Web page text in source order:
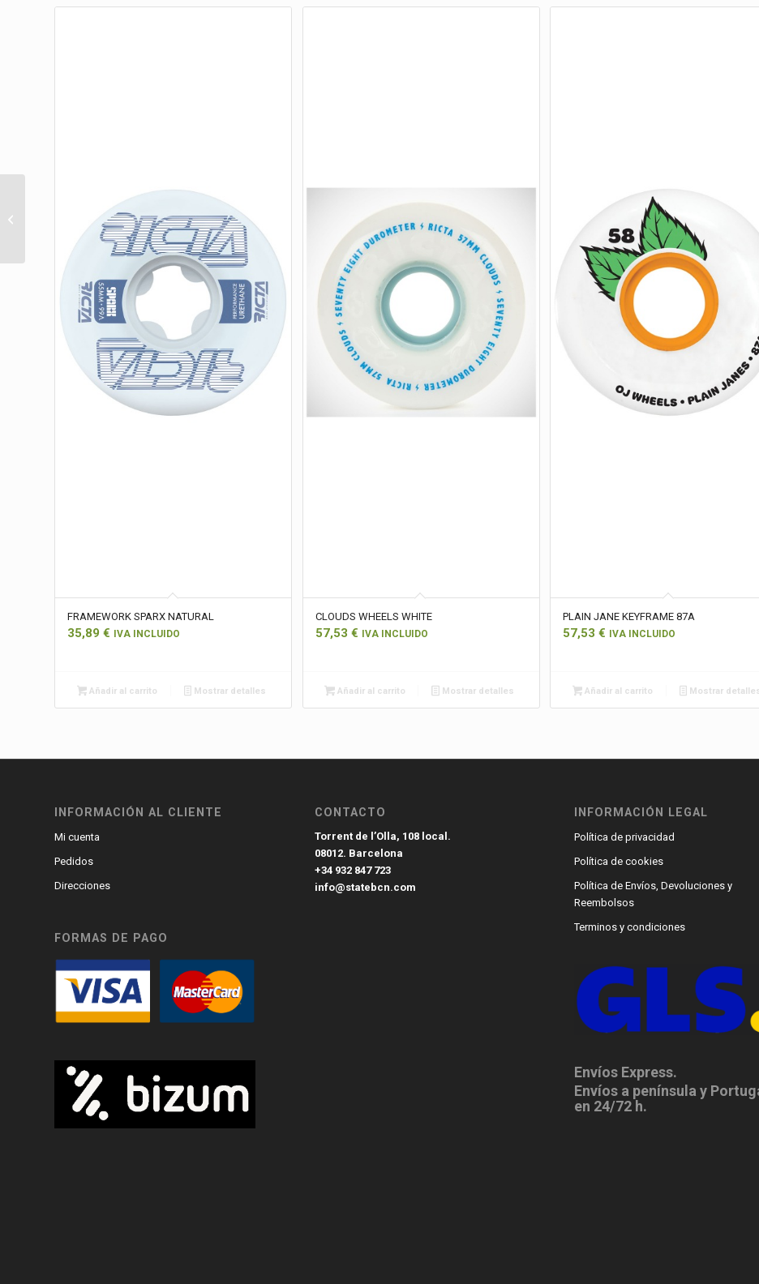
FRAMEWORK SPARX NATURAL
35,89 € IVA INCLUIDO
Añadir al carrito Mostrar detalles
CLOUDS WHEELS WHITE
57,53 € IVA INCLUIDO
Añadir al carrito Mostrar detalles
PLAIN JANE KEYFRAME 87A
57,53€ IVA INCLUIDO
Añadir al carrito Mostrar
INFORMACIÓN AL CLIENTE
Mi cuenta
Pedidos
Direcciones
FORMAS DE PAGO
CONTACTO
Torrent de l’Olla, 108 local.
08012. Barcelona
+34 932 847 723
info@statebcn.com
INFORMACIÓN LEGAL
Política de privacidad
Política de cookies
Política de Envíos, Devoluciones y
Reembolsos
Terminos y condiciones
Envíos Express.
Envíos a península y
en 24/72 h.
53mm Double Duro
Gum Hardline 101a/95a